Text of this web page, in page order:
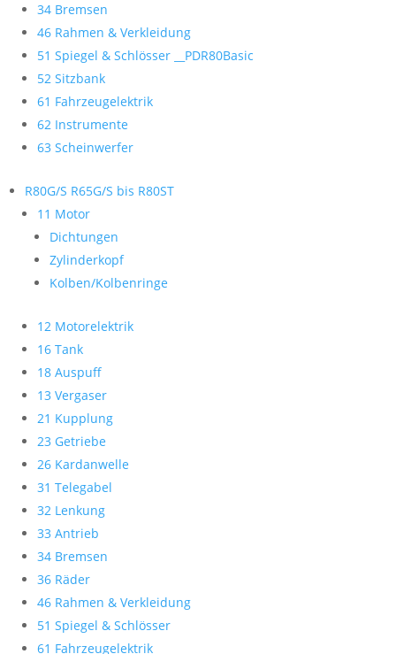
34 Bremsen
46 Rahmen & Verkleidung
51 Spiegel & Schlösser __PDR80Basic
52 Sitzbank
61 Fahrzeugelektrik
62 Instrumente
63 Scheinwerfer
R80G/S R65G/S bis R80ST
11 Motor
Dichtungen
Zylinderkopf
Kolben/Kolbenringe
12 Motorelektrik
16 Tank
18 Auspuff
13 Vergaser
21 Kupplung
23 Getriebe
26 Kardanwelle
31 Telegabel
32 Lenkung
33 Antrieb
34 Bremsen
36 Räder
46 Rahmen & Verkleidung
51 Spiegel & Schlösser
61 Fahrzeugelektrik